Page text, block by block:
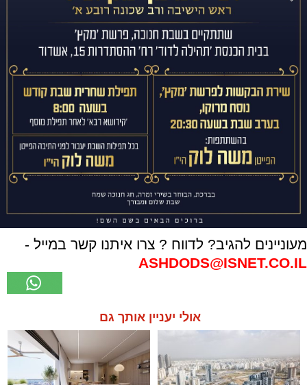
מעוניינים להגיב? לדווח ? צרו איתנו קשר במייל -
ASHDODS@ISNET.CO.IL
אולי יעניין אותך גם